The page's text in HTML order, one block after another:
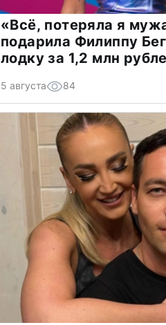
«Всё, потеряла я
подарила Филиппу
лодку за 1,2 млн
5 августа 84